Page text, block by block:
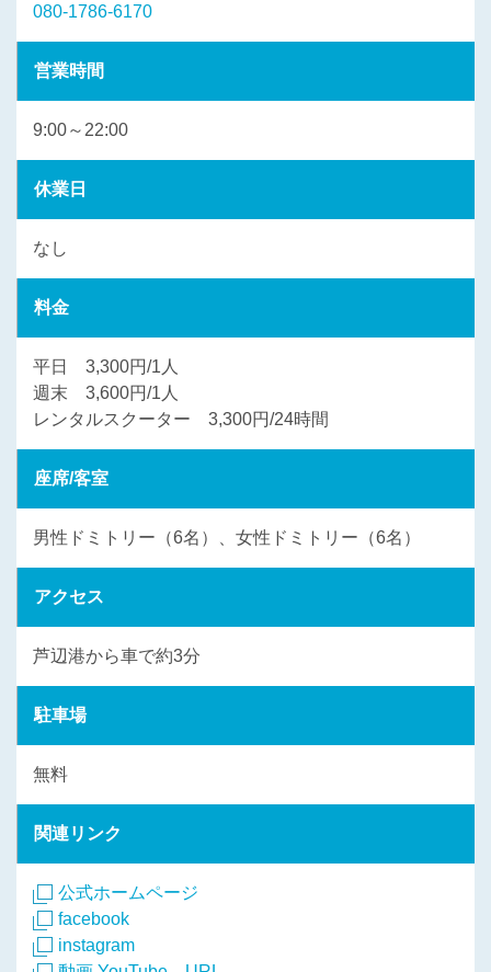
080-1786-6170
営業時間
9:00～22:00
休業日
なし
料金
平日 3,300円/1人
週末 3,600円/1人
レンタルスクーター 3,300円/24時間
座席/客室
男性ドミトリー（6名）、女性ドミトリー（6名）
アクセス
芦辺港から車で約3分
駐車場
無料
関連リンク
公式ホームページ
facebook
instagram